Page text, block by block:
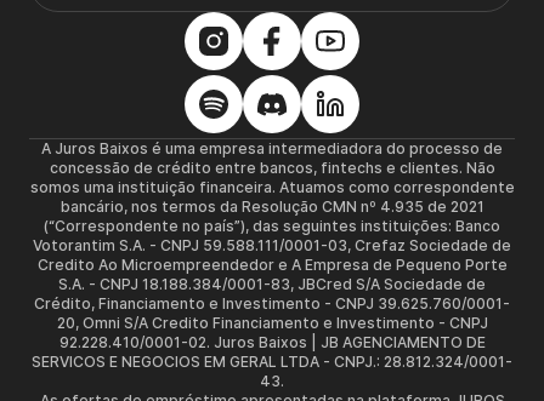
A Juros Baixos é uma empresa intermediadora do processo de
concessão de crédito entre bancos, fintechs e clientes. Não
somos uma instituição financeira. Atuamos como correspondente
bancário, nos termos da Resolução CMN nº 4.935 de 2021
(“Correspondente no país”), das seguintes instituições: Banco
Votorantim S.A. - CNPJ 59.588.111/0001-03, Crefaz Sociedade de
Credito Ao Microempreendedor e A Empresa de Pequeno Porte
S.A. - CNPJ 18.188.384/0001-83, JBCred S/A Sociedade de
Crédito, Financiamento e Investimento - CNPJ 39.625.760/0001-
20, Omni S/A Credito Financiamento e Investimento - CNPJ
92.228.410/0001-02. Juros Baixos | JB AGENCIAMENTO DE
SERVICOS E NEGOCIOS EM GERAL LTDA - CNPJ.: 28.812.324/0001-
43.